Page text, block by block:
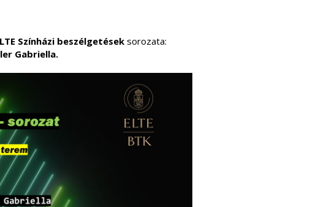
Színházi beszélgetések sorozata:
Gabriella.